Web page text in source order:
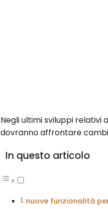
Negli ultimi sviluppi relativi
dovranno affrontare
In questo articolo
nuove funzionalità